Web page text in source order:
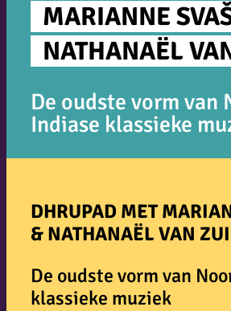
MARIANNE
NATHANAËL
De oudste vorm van
Indiase klassieke
DHRUPAD MET
& NATHANAËL VAN
De oudste vorm van
klassieke muziek